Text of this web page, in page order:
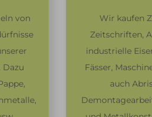
von
Dazu
Wir kaufen
Zeitschriften,
industrielle
Fässer,
auch